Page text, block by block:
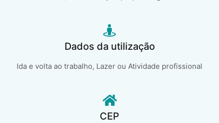
Dados da utilização
Ida e volta ao trabalho, Lazer ou Atividade profissional
CEP